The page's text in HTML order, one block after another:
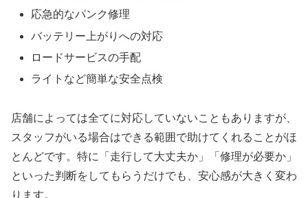
応急的なパンク修理
バッテリー上がりへの対応
ロードサービスの手配
ライトなど簡単な安全点検
店舗によっては全てに対応していないこともありますが、
スタッフがいる場合はできる範囲で助けてくれることがほ
とんどです。特に「走行して大丈夫か」「修理が必要か」
といった判断をしてもらうだけでも、安心感が大きく変わ
ります。